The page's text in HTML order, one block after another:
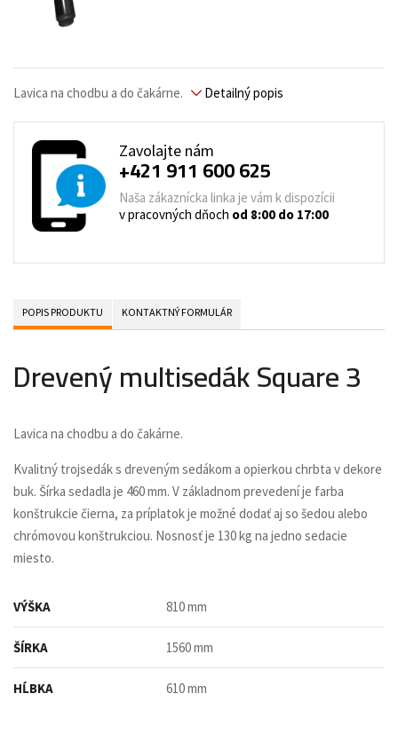
Lavica na chodbu a do čakárne. Detailný popis
Zavolajte nám
+421 911 600 625
Naša zákaznícka linka je vám k dispozícii
v pracovných dňoch od 8:00 do 17:00
POPIS PRODUKTU KONTAKTNÝ FORMULÁR
Drevený multisedák Square 3
Lavica na chodbu a do čakárne.
Kvalitný trojsedák s dreveným sedákom a opierkou chrbta v dekore
buk. Šírka sedadla je 460 mm. V základnom prevedení je farba
konštrukcie čierna, za príplatok je možné dodať aj so šedou alebo
chrómovou konštrukciou. Nosnosť je 130 kg na jedno sedacie
miesto.
VÝŠKA 810 mm
ŠÍRKA 1560 mm
HĹBKA 610 mm